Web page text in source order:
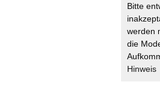
Bitte
werden
die
Hinweis